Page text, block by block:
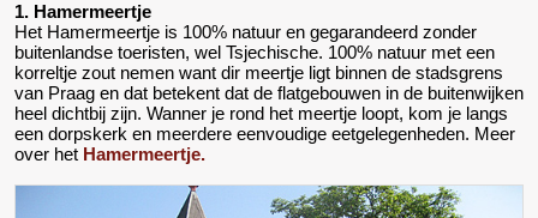
1. Hamermeertje
Het Hamermeertje is 100% natuur en gegarandeerd zonder
buitenlandse toeristen, wel Tsjechische. 100% natuur met een
korreltje zout nemen want dir meertje ligt binnen de stadsgrens
van Praag en dat betekent dat de flatgebouwen in de buitenwijken
heel dichtbij zijn. Wanner je rond het meertje loopt, kom je langs
een dorpskerk en meerdere eenvoudige eetgelegenheden. Meer
over het Hamermeertje.